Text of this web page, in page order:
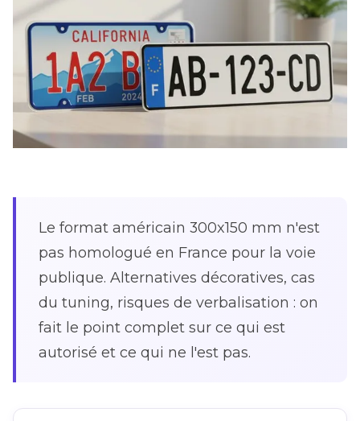
Le format américain 300x150 mm n'est
pas homologué en France pour la voie
publique. Alternatives décoratives, cas
du tuning, risques de verbalisation : on
fait le point complet sur ce qui est
autorisé et ce qui ne l'est pas.